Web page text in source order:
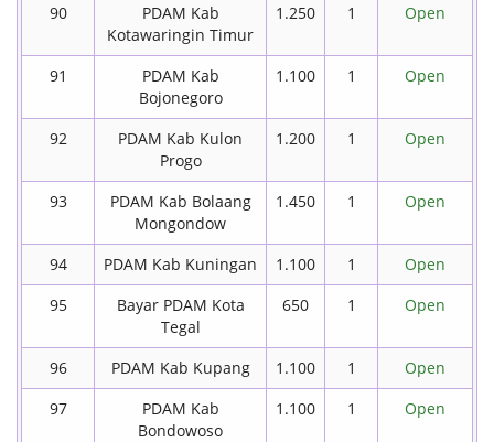
90
PDAM Kab
Kotawaringin Timur
1.250 1 Open
91
PDAM Kab
Bojonegoro
1.100 1 Open
92
PDAM Kab Kulon
Progo
1.200 1 Open
93
PDAM Kab Bolaang
Mongondow
1.450 1 Open
94 PDAM Kab Kuningan 1.100 1
Open
95
Bayar PDAM Kota
Tegal
650 1 Open
96 PDAM Kab Kupang 1.100 1
Open
97
PDAM Kab
Bondowoso
1.100 1 Open